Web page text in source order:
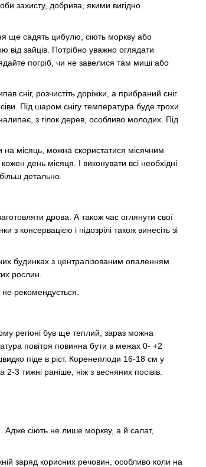
захисту, добрива, якими вигідно
ще садять цибулю, сіють моркву або
від зайців. Потрібно уважно оглядати
погріб, чи не завелися там миші або
розчистіть доріжки, а прибраний сніг
Під шаром снігу температура буде трохи
з гілок дерев, особливо молодих. Під
на місяць, можна скористатися місячним
день місяця. І виконувати всі необхідні
детально.
дрова. А також час оглянути свої
з консервацією і підозрілі також винесіть зі
будинках з централізованим опаленням.
рослин.
рекомендується.
регіоні був ще теплий, зараз можна
повітря повинна бути в межах 0- +2
піде в ріст. Коренеплоди 16-18 см у
3 тижні раніше, ніж з весняних посівів.
Адже сіють не лише моркву, а й салат,
заряд корисних речовин, особливо коли на